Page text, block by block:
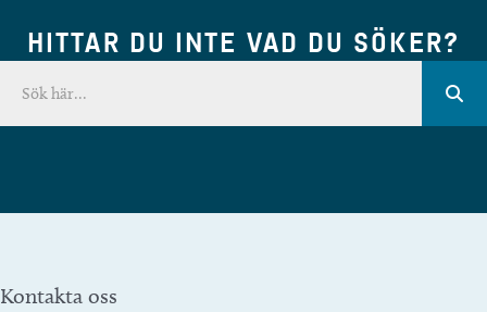
HITTAR DU INTE VAD DU SÖKER?
Kontakta oss